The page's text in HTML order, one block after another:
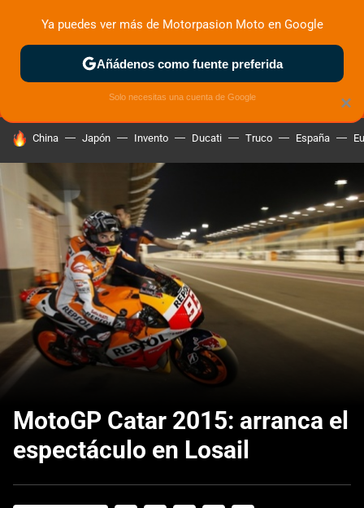
MENÚ NUEVO
ZONA DE PRUEBAS DEPORTIVAS MOTOS ELÉCTRICAS
HOY SE HABLA DE
China Japón Invento Ducati Truco España
MotoGP Catar 2015: arranca el
espectáculo en Losail
×
Ya puedes ver más de Motorpasion Moto en Google
Añádenos como fuente preferida
Solo necesitas una cuenta de Google